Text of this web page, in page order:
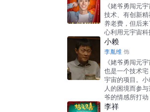
《姥爷勇闯元
技术、有创新
养老费，但后
心利用元宇宙
小赖
李胤维 饰
《姥爷勇闯元
也是一个技术
宇宙的项目。
人的困境而参
爷的情感所打
李祥